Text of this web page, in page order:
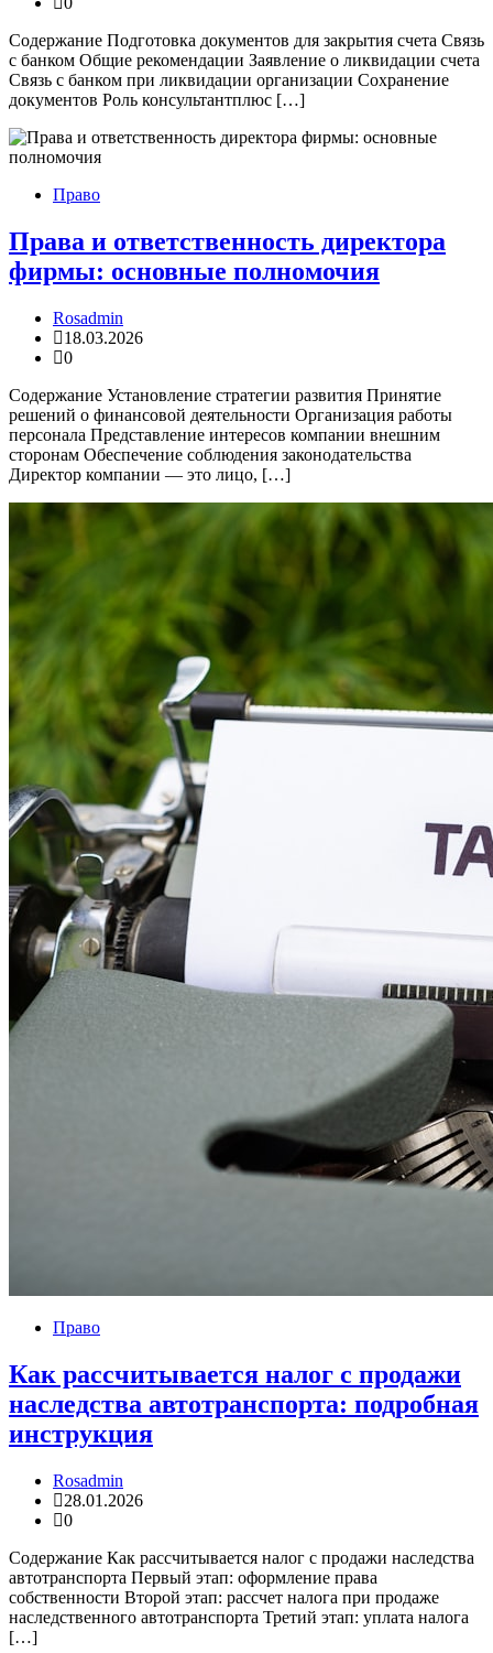
Содержание Подготовка документов для закрытия счета Связь
с банком Общие рекомендации Заявление о ликвидации счета
Связь с банком при ликвидации организации Сохранение
документов Роль консультантплюс […]
Право
Права и ответственность директора
фирмы: основные полномочия
Rosadmin
18.03.2026
0
Содержание Установление стратегии развития Принятие
решений о финансовой деятельности Организация работы
персонала Представление интересов компании внешним
сторонам Обеспечение соблюдения законодательства
Директор компании — это лицо, […]
Право
Как рассчитывается налог с продажи
наследства автотранспорта: подробная
инструкция
Rosadmin
28.01.2026
0
Содержание Как рассчитывается налог с продажи наследства
автотранспорта Первый этап: оформление права
собственности Второй этап: рассчет налога при продаже
наследственного автотранспорта Третий этап: уплата налога
[…]